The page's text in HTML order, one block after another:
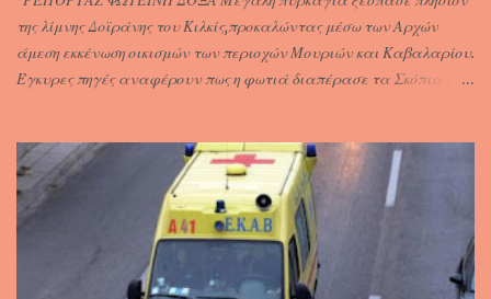
της λίμνης Δοϊράνης του Κιλκίς,προκαλώντας μέσω των Αρχών
άμεση εκκένωση οικισμών των περιοχών Μουριών και Καβαλαρίου.
Έγκυρες πηγές αναφέρουν πως η φωτιά διαπέρασε τα Σκόπια και
τμημάτων,καθώς και από αέρος δύο αεροσκάφη αλλά και ένα
ελικόπτερο.